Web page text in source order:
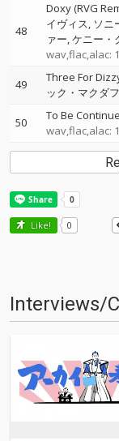
48
Doxy (RVG
イヴィス ソニ
ァー ケニー・
wav,flac,alac:
49 Three For
ック・マクダフ
50 To Be
wav,flac,alac:
Like! 0
Interviews/